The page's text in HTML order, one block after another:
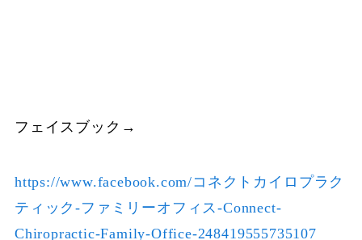
フェイスブック→
https://www.facebook.com/コネクトカイロプラク
ティック-ファミリーオフィス-Connect-
Chiropractic-Family-Office-248419555735107